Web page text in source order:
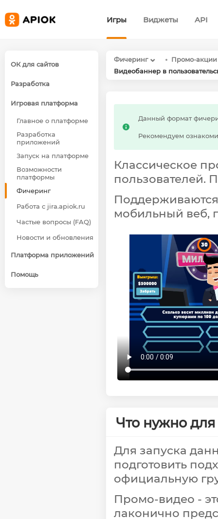
Игры Виджеты API
ОК для сайтов
Разработка
Игровая платформа
Главное о платформе
Разработка
приложений
Запуск на платформе
Возможности
платформы
Фичеринг
Работа с jira.apiok.ru
Частые вопросы (FAQ)
Новости и обновления
Платформа приложений
Помощь
Фичеринг
Промо-акции
Видеобаннер в
Данный формат
Рекомендуем
Классическое
пользователей.
мобильный веб,
Что нужно для
Для запуска
подготовить
официальную
Промо-видео -
лаконично